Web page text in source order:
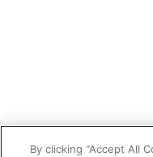
By clicking “Accept All